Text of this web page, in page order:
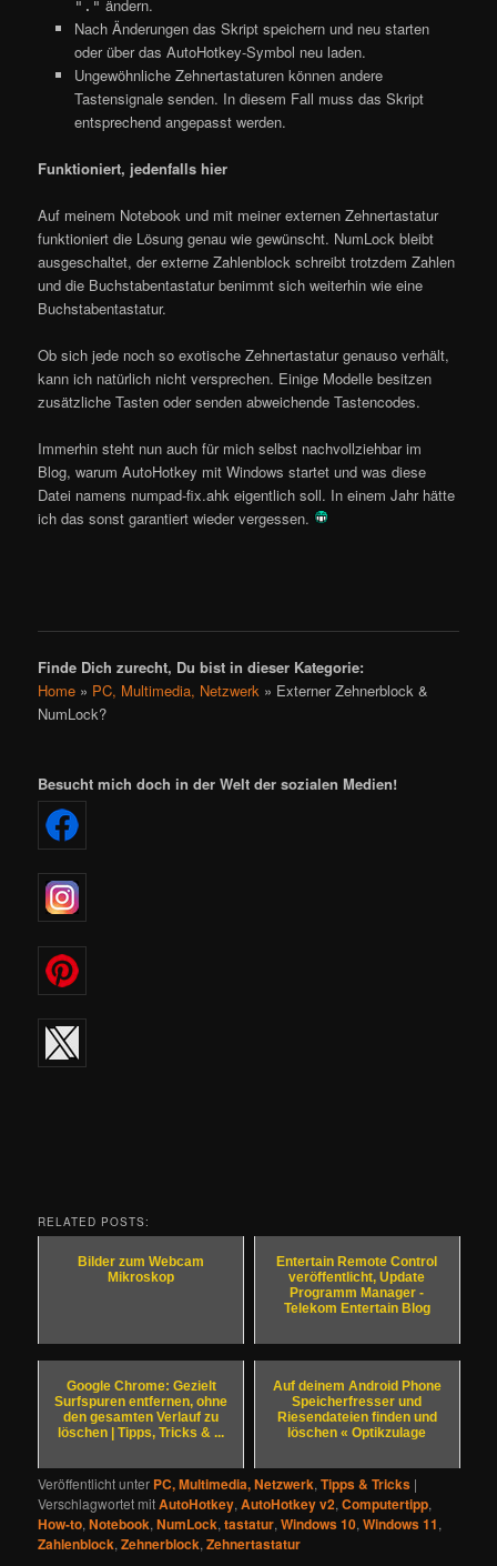
"." ändern.
Nach Änderungen das Skript speichern und neu starten
oder über das AutoHotkey-Symbol neu laden.
Ungewöhnliche Zehnertastaturen können andere
Tastensignale senden. In diesem Fall muss das Skript
entsprechend angepasst werden.
Funktioniert, jedenfalls hier
Auf meinem Notebook und mit meiner externen Zehnertastatur
funktioniert die Lösung genau wie gewünscht. NumLock bleibt
ausgeschaltet, der externe Zahlenblock schreibt trotzdem Zahlen
und die Buchstabentastatur benimmt sich weiterhin wie eine
Buchstabentastatur.
Ob sich jede noch so exotische Zehnertastatur genauso verhält,
kann ich natürlich nicht versprechen. Einige Modelle besitzen
zusätzliche Tasten oder senden abweichende Tastencodes.
Immerhin steht nun auch für mich selbst nachvollziehbar im
Blog, warum AutoHotkey mit Windows startet und was diese
Datei namens numpad-fix.ahk eigentlich soll. In einem Jahr hätte
ich das sonst garantiert wieder vergessen.
Finde Dich zurecht, Du bist in dieser Kategorie:
Home » PC, Multimedia, Netzwerk » Externer Zehnerblock &
NumLock?
Besucht mich doch in der Welt der sozialen Medien!
RELATED POSTS:
Bilder zum Webcam
Mikroskop
Entertain Remote Control
veröffentlicht, Update
Programm Manager -
Telekom Entertain Blog
Google Chrome: Gezielt
Surfspuren entfernen, ohne
den gesamten Verlauf zu
löschen | Tipps, Tricks & ...
Auf deinem Android Phone
Speicherfresser und
Riesendateien finden und
löschen « Optikzulage
Veröffentlicht unter PC, Multimedia, Netzwerk,Tipps & Tricks |
Verschlagwortet mitAutoHotkey,AutoHotkey v2,Computertipp,
How-to,Notebook,NumLock,tastatur,Windows 10,Windows 11,
Zahlenblock,Zehnerblock,Zehnertastatur